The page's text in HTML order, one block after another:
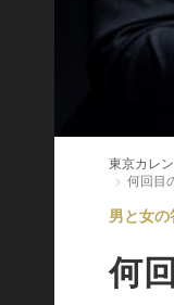
東京カレ
何回目
男と女
何